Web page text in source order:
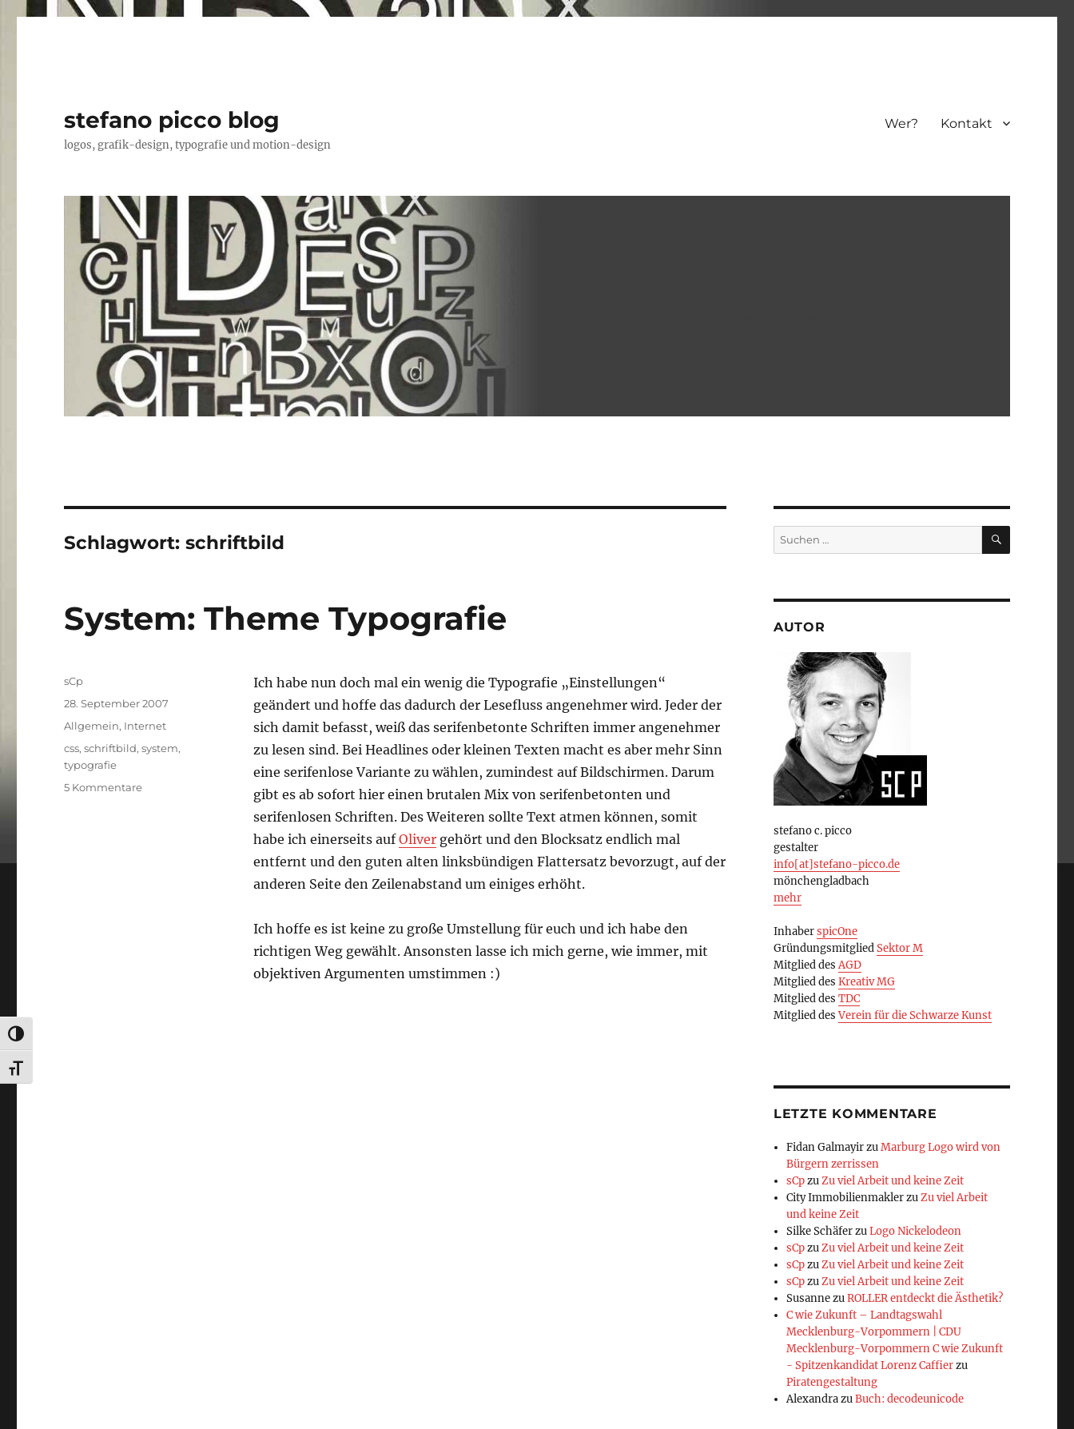
UMSCHALTEN AUF HOHE KONTRASTE
SCHRIFT VERGRÖSSERN
stefano picco blog
logos, grafik-design, typografie und motion-design
Wer? Kontakt
Schlagwort:schriftbild
System: Theme Typografie
Ich habe nun doch mal ein wenig die Typografie „Einstellungen“
geändert und hoffe das dadurch der Lesefluss angenehmer wird. Jeder der
sich damit befasst, weiß das serifenbetonte Schriften immer angenehmer
zu lesen sind. Bei Headlines oder kleinen Texten macht es aber mehr Sinn
eine serifenlose Variante zu wählen, zumindest auf Bildschirmen. Darum
gibt es ab sofort hier einen brutalen Mix von serifenbetonten und
serifenlosen Schriften. Des Weiteren sollte Text atmen können, somit
habe ich einerseits aufOlivergehört und den Blocksatz endlich mal
entfernt und den guten alten linksbündigen Flattersatz bevorzugt, auf der
anderen Seite den Zeilenabstand um einiges erhöht.
Ich hoffe es ist keine zu große Umstellung für euch und ich habe den
richtigen Weg gewählt. Ansonsten lasse ich mich gerne, wie immer, mit
objektiven Argumenten umstimmen :)
Autor
sCp
Veröffentlicht
am
28. September 2007
Kategorien
Allgemein, Internet
Schlagwörter
css,schriftbild,system,
typografie
5 Kommentarezu
Suchen
nach:
SUCHEN
AUTOR
stefano c. picco
gestalter
info[at]stefano-picco.de
mönchengladbach
mehr
InhaberspicOne
GründungsmitgliedSektor M
Mitglied desAGD
Mitglied des Kreativ MG
Mitglied des TDC
Mitglied desVerein für die Schwarze Kunst
LETZTE KOMMENTARE
Fidan GalmayirzuMarburg Logo wird von
Bürgern zerrissen
sCpzuZu viel Arbeit und keine Zeit
City ImmobilienmaklerzuZu viel Arbeit
und keine Zeit
Silke SchäferzuLogo Nickelodeon
sCpzuZu viel Arbeit und keine Zeit
sCpzuZu viel Arbeit und keine Zeit
sCpzuZu viel Arbeit und keine Zeit
SusannezuROLLER entdeckt die Ästhetik?
C wie Zukunft – Landtagswahl
Mecklenburg-Vorpommern | CDU
Mecklenburg-Vorpommern C wie Zukunft
- Spitzenkandidat Lorenz Caffierzu
Piratengestaltung
AlexandrazuBuch: decodeunicode